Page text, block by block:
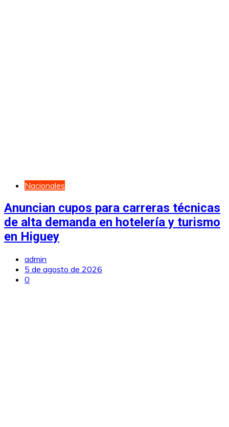
Nacionales
Anuncian cupos para carreras técnicas
de alta demanda en hotelería y turismo
en Higuey
admin
5 de agosto de 2026
0